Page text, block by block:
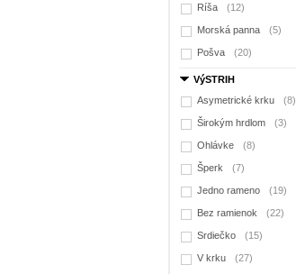
Ríša (12)
Morská panna (5)
Pošva (20)
VýSTRIH
Asymetrické krku
(8)
Širokým hrdlom (3)
Ohlávke (8)
Šperk (7)
Jedno rameno (19)
Bez ramienok (22)
Srdiečko (15)
V krku (27)